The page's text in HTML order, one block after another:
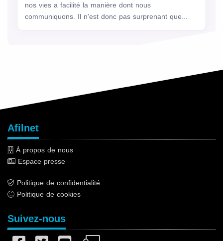
nos vies a facilité la manière dont nous
communiquons. Il n'est donc pas surprenant que...
Afilnet
À propos de nous
Espace presse
Politique de confidentialité
Politique de cookies
Suivez-nous